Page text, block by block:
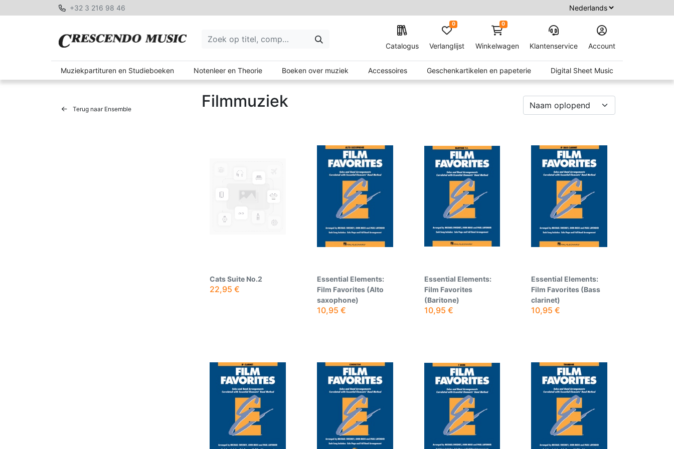
+32 3 216 98 46
Catalogus Verlanglijst
0 0
Winkelwagen Klantenservice Account
Muziekpartituren en Studieboeken Notenleer en Theorie Boeken over muziek Accessoires Geschenkartikelen en papeterie Digital Sheet Music
Terug naar Ensemble Filmmuziek
Cats Suite No.2
22,95 €
Essential Elements:
Film Favorites (Alto
saxophone)
10,95 €
Essential Elements:
Film Favorites
(Baritone)
10,95 €
Essential Elements:
Film Favorites (Bass
clarinet)
10,95 €